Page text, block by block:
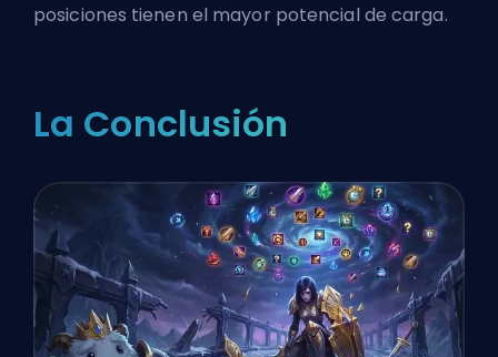
posiciones tienen el mayor potencial de carga.
La Conclusión